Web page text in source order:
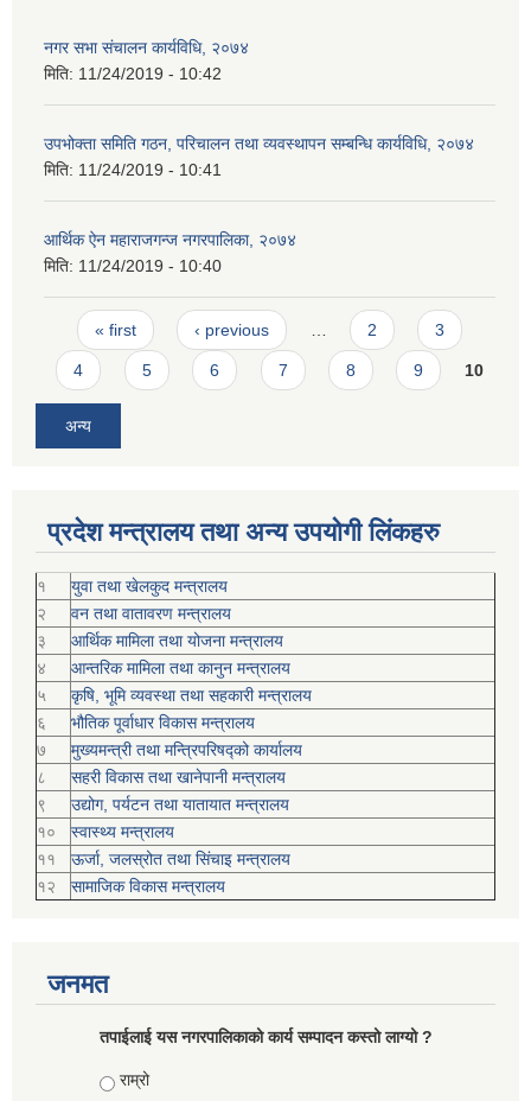
नगर सभा संचालन कार्यविधि, २०७४
मिति: 11/24/2019 - 10:42
उपभोक्ता समिति गठन, परिचालन तथा व्यवस्थापन सम्बन्धि कार्यविधि, २०७४
मिति: 11/24/2019 - 10:41
आर्थिक ऐन महाराजगन्ज नगरपालिका, २०७४
मिति: 11/24/2019 - 10:40
Pages
« first ‹ previous … 2 3
4 5 6 7 8 9 10
अन्य
प्रदेश मन्त्रालय तथा अन्य उपयोगी लिंकहरु
१
युवा तथा खेलकुद मन्त्रालय
२
वन तथा वातावरण मन्त्रालय
३
आर्थिक मामिला तथा योजना मन्त्रालय
४
आन्तरिक मामिला तथा कानुन मन्त्रालय
५
कृषि, भूमि व्यवस्था तथा सहकारी मन्त्रालय
६
भौतिक पूर्वाधार विकास मन्त्रालय
७
मुख्यमन्त्री तथा मन्त्रिपरिषद्को कार्यालय
८
सहरी विकास तथा खानेपानी मन्त्रालय
९
उद्योग, पर्यटन तथा यातायात मन्त्रालय
१०
स्वास्थ्य मन्त्रालय
११
ऊर्जा, जलस्रोत तथा सिंचाइ मन्त्रालय
१२
सामाजिक विकास मन्‍‍त्रालय
जनमत
तपाईलाई यस नगरपालिकाको कार्य सम्पादन कस्तो लाग्यो ?
Choices
राम्रो